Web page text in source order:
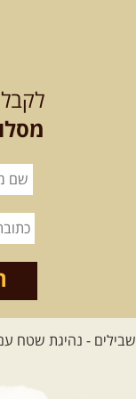
האם אתם מחפשים חוויה
בטבע? מחפשים חוויה
שישי-
הגליל העליון
נצא מג'ש שבמורדות הר
לאורך נחל דישון ונעצור ...